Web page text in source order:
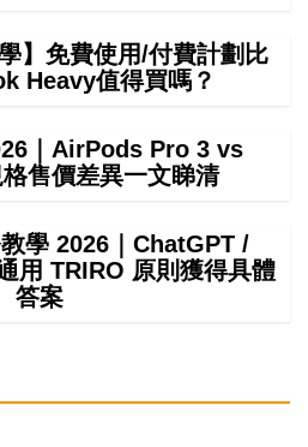
】免費使用/付費計劃比
Heavy值得買嗎？
｜AirPods Pro 3 vs
售價差異一文睇清
學 2026｜ChatGPT /
用 TRIRO 原則獲得具體
答案